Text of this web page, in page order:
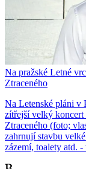
Na pražské Letné
Ztraceného
Na Letenské pláni v
zítřejší velký koncert
Ztraceného (foto;
zahrnují stavbu
zázemí, toalety atd.